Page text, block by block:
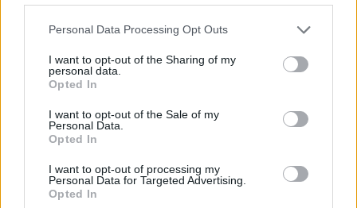
Personal Data Processing Opt Outs
I want to opt-out of the Sharing of my
personal data.
Opted In
I want to opt-out of the Sale of my
Personal Data.
Opted In
I want to opt-out of processing my
Personal Data for Targeted Advertising.
Opted In